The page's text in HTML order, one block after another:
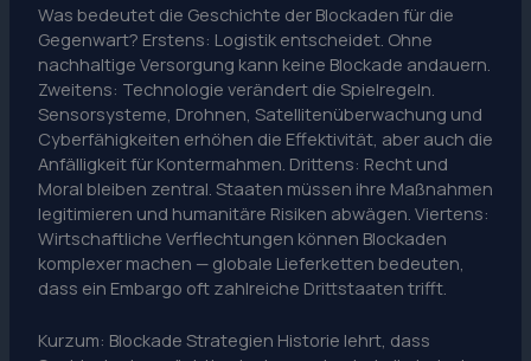
Was bedeutet die Geschichte der Blockaden für die
Gegenwart? Erstens: Logistik entscheidet. Ohne
nachhaltige Versorgung kann keine Blockade andauern.
Zweitens: Technologie verändert die Spielregeln.
Sensorsysteme, Drohnen, Satellitenüberwachung und
Cyberfähigkeiten erhöhen die Effektivität, aber auch die
Anfälligkeit für Kontermahmen. Drittens: Recht und
Moral bleiben zentral. Staaten müssen ihre Maßnahmen
legitimieren und humanitäre Risiken abwägen. Viertens:
Wirtschaftliche Verflechtungen können Blockaden
komplexer machen — globale Lieferketten bedeuten,
dass ein Embargo oft zahlreiche Drittstaaten trifft.
Kurzum: Blockade Strategien Historie lehrt, dass